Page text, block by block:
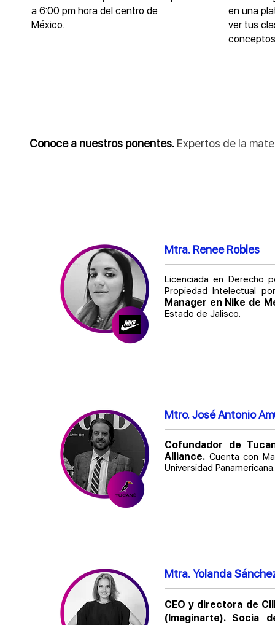
a 6:00 pm hora del centro de
México.
en una
ver tus
Mtra. Renee Robles
Licenciada en Derecho
Propiedad Intelectual
Manager en Nike de
Estado de Jalisco.
Mtro. José Antonio
Cofundador de
Alliance. Cuenta con
Universidad Panamericana.
Mtra. Yolanda
CEO y directora de
(Imaginarte). Socia
Conoce a nuestros ponentes. Expertos de la